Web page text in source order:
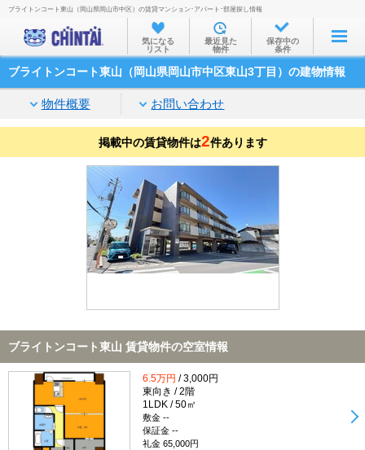
お部屋を探す
沿線・駅から
家賃相場から
通勤通学時間から
不動産会社から
TOP
ブライトンコート東山（岡山県岡山市中区）の賃貸マンション･アパート･部屋探し情報
気になる
リスト
最近見た
物件
保存中の
条件
ブライトンコート東山（岡山県岡山市中区東山3丁目）の建物情報
物件概要 お問い合わせ
掲載中の賃貸物件は2件あります
ブライトンコート東山 賃貸物件の空室情報
6.5万円 / 3,000円
東向き / 2階
1LDK / 50㎡
敷金 --
保証金 --
礼金 65,000円